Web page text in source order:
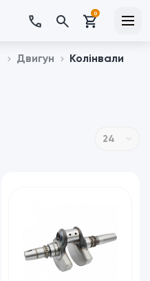
0
Двигун Колінвали